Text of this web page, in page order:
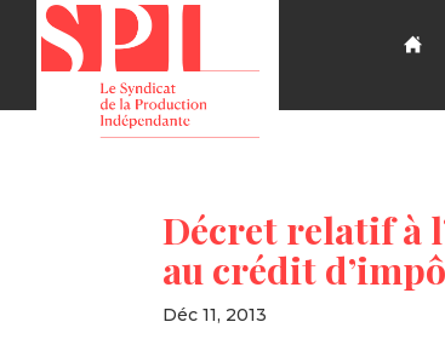
Décret relatif à
au crédit
Déc 11, 2013